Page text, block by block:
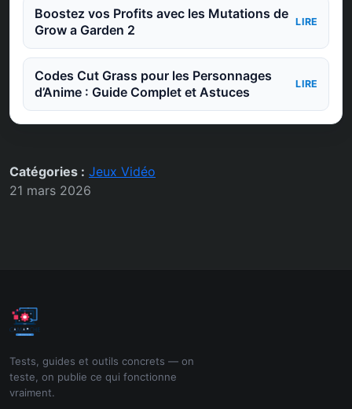
Boostez vos Profits avec les Mutations de
Grow a Garden 2
LIRE
Codes Cut Grass pour les Personnages
d’Anime : Guide Complet et Astuces
LIRE
Catégories : Jeux Vidéo
21 mars 2026
Tests, guides et outils concrets — on
teste, on publie ce qui fonctionne
vraiment.